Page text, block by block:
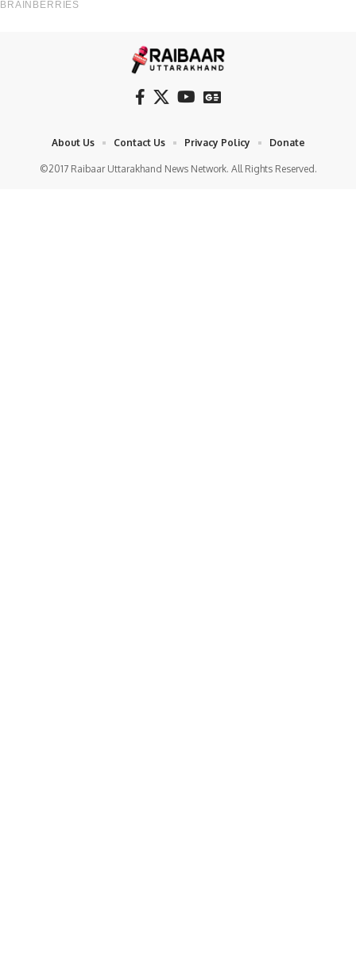
©2017 Raibaar Uttarakhand News Network. All Rights Reserved.
About Us Contact Us Privacy Policy Donate